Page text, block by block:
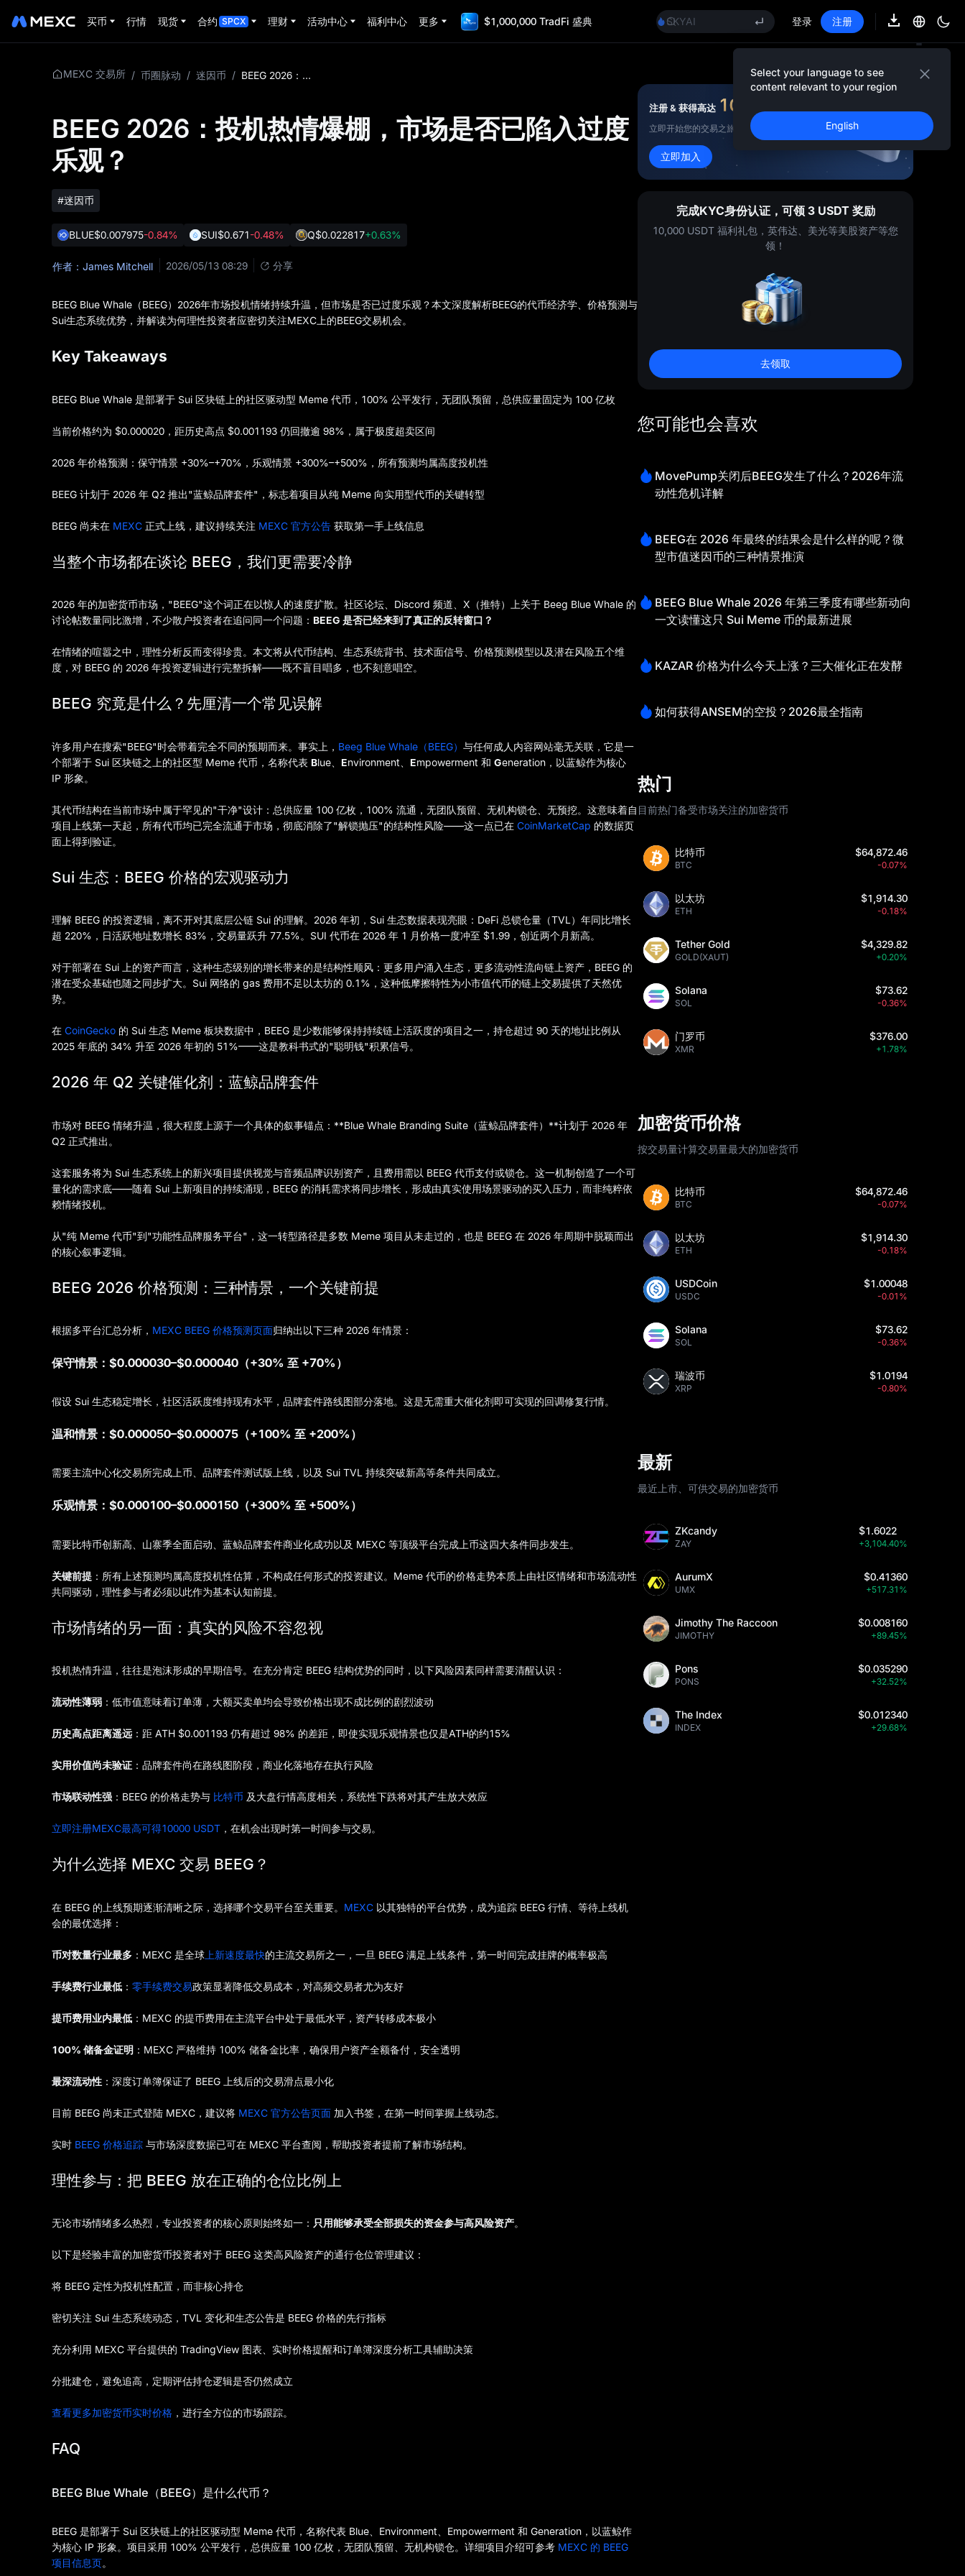
买币 行情 现货 合约 SPCX 理财 活动中心 福利中心 更多 $1,000,000 TradFi 盛典
SKYAI
UNITREE 8.10 科创板申购
SPCX 解禁不跌反涨
AAOI
SKYAI
UNITREE 8.10 科创板申购
SPCX 解禁不跌反涨
登录 注册
Select your language to see
content relevant to your region
English
MEXC 交易所 / 币圈脉动 / 迷因币 / BEEG 2026：投机热情爆棚，市场是否已陷入过度乐观？
BEEG 2026：投机热情爆棚，市场是否已陷入过度
乐观？
#迷因币
BLUE$0.007975-0.84% SUI$0.671-0.48% Q$0.022817+0.63%
作者：James Mitchell 2026/05/13 08:29 分享
BEEG Blue Whale（BEEG）2026年市场投机情绪持续升温，但市场是否已过度乐观？本文深度解析BEEG的代币经济学、价格预测与
Sui生态系统优势，并解读为何理性投资者应密切关注MEXC上的BEEG交易机会。
Key Takeaways
BEEG Blue Whale 是部署于 Sui 区块链上的社区驱动型 Meme 代币，100% 公平发行，无团队预留，总供应量固定为 100 亿枚
当前价格约为 $0.000020，距历史高点 $0.001193 仍回撤逾 98%，属于极度超卖区间
2026 年价格预测：保守情景 +30%–+70%，乐观情景 +300%–+500%，所有预测均属高度投机性
BEEG 计划于 2026 年 Q2 推出"蓝鲸品牌套件"，标志着项目从纯 Meme 向实用型代币的关键转型
BEEG 尚未在 MEXC 正式上线，建议持续关注 MEXC 官方公告 获取第一手上线信息
当整个市场都在谈论 BEEG，我们更需要冷静
2026 年的加密货币市场，"BEEG"这个词正在以惊人的速度扩散。社区论坛、Discord 频道、X（推特）上关于 Beeg Blue Whale 的
讨论帖数量同比激增，不少散户投资者在追问同一个问题： BEEG 是否已经来到了真正的反转窗口？
在情绪的喧嚣之中，理性分析反而变得珍贵。本文将从代币结构、生态系统背书、技术面信号、价格预测模型以及潜在风险五个维
度，对 BEEG 的 2026 年投资逻辑进行完整拆解——既不盲目唱多，也不刻意唱空。
BEEG 究竟是什么？先厘清一个常见误解
许多用户在搜索"BEEG"时会带着完全不同的预期而来。事实上， Beeg Blue Whale（BEEG） 与任何成人内容网站毫无关联，它是一
个部署于 Sui 区块链之上的社区型 Meme 代币，名称代表 Blue、 Environment、 Empowerment 和 Generation，以蓝鲸作为核心
IP 形象。
其代币结构在当前市场中属于罕见的"干净"设计：总供应量 100 亿枚，100% 流通，无团队预留、无机构锁仓、无预挖。这意味着自
项目上线第一天起，所有代币均已完全流通于市场，彻底消除了"解锁抛压"的结构性风险——这一点已在 CoinMarketCap 的数据页
面上得到验证。
Sui 生态：BEEG 价格的宏观驱动力
理解 BEEG 的投资逻辑，离不开对其底层公链 Sui 的理解。2026 年初，Sui 生态数据表现亮眼：DeFi 总锁仓量（TVL）年同比增长
超 220%，日活跃地址数增长 83%，交易量跃升 77.5%。SUI 代币在 2026 年 1 月价格一度冲至 $1.99，创近两个月新高。
对于部署在 Sui 上的资产而言，这种生态级别的增长带来的是结构性顺风：更多用户涌入生态，更多流动性流向链上资产，BEEG 的
潜在受众基础也随之同步扩大。Sui 网络的 gas 费用不足以太坊的 0.1%，这种低摩擦特性为小市值代币的链上交易提供了天然优
势。
在 CoinGecko 的 Sui 生态 Meme 板块数据中，BEEG 是少数能够保持持续链上活跃度的项目之一，持仓超过 90 天的地址比例从
2025 年底的 34% 升至 2026 年初的 51%——这是教科书式的"聪明钱"积累信号。
2026 年 Q2 关键催化剂：蓝鲸品牌套件
市场对 BEEG 情绪升温，很大程度上源于一个具体的叙事锚点：**Blue Whale Branding Suite（蓝鲸品牌套件）**计划于 2026 年
Q2 正式推出。
这套服务将为 Sui 生态系统上的新兴项目提供视觉与音频品牌识别资产，且费用需以 BEEG 代币支付或锁仓。这一机制创造了一个可
量化的需求底——随着 Sui 上新项目的持续涌现，BEEG 的消耗需求将同步增长，形成由真实使用场景驱动的买入压力，而非纯粹依
赖情绪投机。
从"纯 Meme 代币"到"功能性品牌服务平台"，这一转型路径是多数 Meme 项目从未走过的，也是 BEEG 在 2026 年周期中脱颖而出
的核心叙事逻辑。
BEEG 2026 价格预测：三种情景，一个关键前提
根据多平台汇总分析， MEXC BEEG 价格预测页面归纳出以下三种 2026 年情景：
保守情景：$0.000030–$0.000040（+30% 至 +70%）
假设 Sui 生态稳定增长，社区活跃度维持现有水平，品牌套件路线图部分落地。这是无需重大催化剂即可实现的回调修复行情。
温和情景：$0.000050–$0.000075（+100% 至 +200%）
需要主流中心化交易所完成上币、品牌套件测试版上线，以及 Sui TVL 持续突破新高等条件共同成立。
乐观情景：$0.000100–$0.000150（+300% 至 +500%）
需要比特币创新高、山寨季全面启动、蓝鲸品牌套件商业化成功以及 MEXC 等顶级平台完成上币这四大条件同步发生。
关键前提 ：所有上述预测均属高度投机性估算，不构成任何形式的投资建议。Meme 代币的价格走势本质上由社区情绪和市场流动性
共同驱动，理性参与者必须以此作为基本认知前提。
市场情绪的另一面：真实的风险不容忽视
投机热情升温，往往是泡沫形成的早期信号。在充分肯定 BEEG 结构优势的同时，以下风险因素同样需要清醒认识：
流动性薄弱 ：低市值意味着订单薄，大额买卖单均会导致价格出现不成比例的剧烈波动
历史高点距离遥远 ：距 ATH $0.001193 仍有超过 98% 的差距，即使实现乐观情景也仅是ATH的约15%
实用价值尚未验证 ：品牌套件尚在路线图阶段，商业化落地存在执行风险
市场联动性强 ：BEEG 的价格走势与 比特币 及大盘行情高度相关，系统性下跌将对其产生放大效应
立即注册MEXC最高可得10000 USDT ，在机会出现时第一时间参与交易。
为什么选择 MEXC 交易 BEEG？
在 BEEG 的上线预期逐渐清晰之际，选择哪个交易平台至关重要。 MEXC 以其独特的平台优势，成为追踪 BEEG 行情、等待上线机
会的最优选择：
币对数量行业最多 ：MEXC 是全球 上新速度最快的主流交易所之一，一旦 BEEG 满足上线条件，第一时间完成挂牌的概率极高
手续费行业最低 ： 零手续费交易政策显著降低交易成本，对高频交易者尤为友好
提币费用业内最低 ：MEXC 的提币费用在主流平台中处于最低水平，资产转移成本极小
100% 储备金证明 ：MEXC 严格维持 100% 储备金比率，确保用户资产全额备付，安全透明
最深流动性 ：深度订单簿保证了 BEEG 上线后的交易滑点最小化
目前 BEEG 尚未正式登陆 MEXC，建议将 MEXC 官方公告页面 加入书签，在第一时间掌握上线动态。
实时 BEEG 价格追踪 与市场深度数据已可在 MEXC 平台查阅，帮助投资者提前了解市场结构。
理性参与：把 BEEG 放在正确的仓位比例上
无论市场情绪多么热烈，专业投资者的核心原则始终如一： 只用能够承受全部损失的资金参与高风险资产。
以下是经验丰富的加密货币投资者对于 BEEG 这类高风险资产的通行仓位管理建议：
将 BEEG 定性为投机性配置，而非核心持仓
密切关注 Sui 生态系统动态，TVL 变化和生态公告是 BEEG 价格的先行指标
充分利用 MEXC 平台提供的 TradingView 图表、实时价格提醒和订单簿深度分析工具辅助决策
分批建仓，避免追高，定期评估持仓逻辑是否仍然成立
查看更多加密货币实时价格 ，进行全方位的市场跟踪。
FAQ
BEEG Blue Whale（BEEG）是什么代币？
BEEG 是部署于 Sui 区块链上的社区驱动型 Meme 代币，名称代表 Blue、Environment、Empowerment 和 Generation，以蓝鲸作
为核心 IP 形象。项目采用 100% 公平发行，总供应量 100 亿枚，无团队预留、无机构锁仓。详细项目介绍可参考 MEXC 的 BEEG
项目信息页。
注册 & 获得高达 10,000
立即开始您的交易之旅！
立即加入
完成KYC身份认证，可领 3 USDT 奖励
10,000 USDT 福利礼包，英伟达、美光等美股资产等您
领！
去领取
您可能也会喜欢
MovePump关闭后BEEG发生了什么？2026年流
动性危机详解
BEEG在 2026 年最终的结果会是什么样的呢？微
型市值迷因币的三种情景推演
BEEG Blue Whale 2026 年第三季度有哪些新动向
一文读懂这只 Sui Meme 币的最新进展
KAZAR 价格为什么今天上涨？三大催化正在发酵
如何获得ANSEM的空投？2026最全指南
热门
目前热门备受市场关注的加密货币
比特币
BTC
$64,872.46
-0.07%
以太坊
ETH
$1,914.30
-0.18%
Tether Gold
GOLD(XAUT)
$4,329.82
+0.20%
Solana
SOL
$73.62
-0.36%
门罗币
XMR
$376.00
+1.78%
加密货币价格
按交易量计算交易量最大的加密货币
比特币
BTC
$64,872.46
-0.07%
以太坊
ETH
$1,914.30
-0.18%
USDCoin
USDC
$1.00048
-0.01%
Solana
SOL
$73.62
-0.36%
瑞波币
XRP
$1.0194
-0.80%
最新
最近上市、可供交易的加密货币
ZKcandy
ZAY
$1.6022
+3,104.40%
AurumX
UMX
$0.41360
+517.31%
Jimothy The Raccoon
JIMOTHY
$0.008160
+89.45%
Pons
PONS
$0.035290
+32.52%
The Index
INDEX
$0.012340
+29.68%